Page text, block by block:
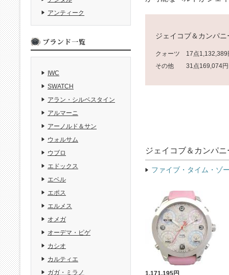
ジェイコブ＆カンパ
クォーツ 17点
その他
31点169,074
ジェイコブ＆カンパ
ファイブ・タイム・ゾ
1,171,195円
アンティーク
IWC
SWATCH
アラン・シルベスタイン
アルマーニ
アーノルド＆サン
ウォルサム
ウブロ
エドックス
エベル
エポス
エルメス
オメガ
オーデマ・ピゲ
カシオ
カルティエ
ガガ・ミラノ